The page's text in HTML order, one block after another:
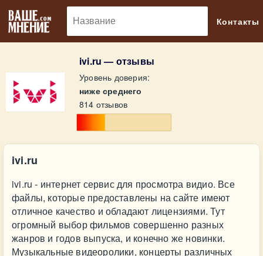
Контакты
ivi.ru — отзывы
Уровень доверия:
ниже среднего
814 отзывов
ivi.ru
ivi.ru - интернет сервис для просмотра видио. Все
файлы, которые предоставлены на сайте имеют
отличное качество и обладают лицензиями. Тут
огромный выбор фильмов совершенно разных
жанров и годов выпуска, и конечно же новинки.
Музыкальные видеоролики, концерты различных